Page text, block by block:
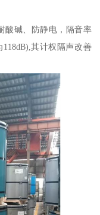
酸碱、防静电，隔音率
118dB),其计权隔声改善